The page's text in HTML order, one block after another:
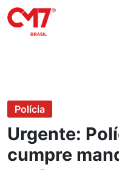
Polícia
Urgente:
cumpre